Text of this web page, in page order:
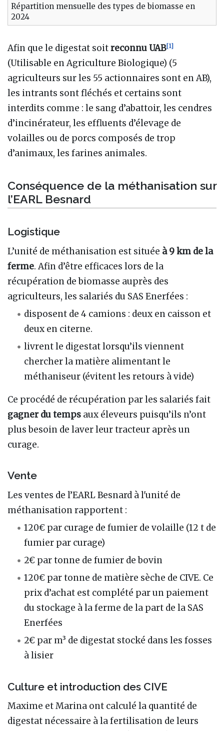
Répartition mensuelle des types de biomasse en
2024
Afin que le digestat soitreconnu UAB[1]
(Utilisable en Agriculture Biologique) (5
agriculteurs sur les 55 actionnaires sont en AB),
les intrants sont fléchés et certains sont
interdits comme : le sang d’abattoir, les cendres
d’incinérateur, les effluents d’élevage de
volailles ou de porcs composés de trop
d’animaux, les farines animales.
Conséquence de la méthanisation sur
l’EARL Besnard
Logistique
L’unité de méthanisation est située à 9 km de la
ferme. Afin d’être efficaces lors de la
récupération de biomasse auprès des
agriculteurs, les salariés du SAS Enerfées :
disposent de 4 camions : deux en caisson et
deux en citerne.
livrent le digestat lorsqu’ils viennent
chercher la matière alimentant le
méthaniseur (évitent les retours à vide)
Ce procédé de récupération par les salariés fait
gagner du temps aux éleveurs puisqu’ils n’ont
plus besoin de laver leur tracteur après un
curage.
Vente
Les ventes de l’EARL Besnard à l'unité de
méthanisation rapportent :
120€ par curage de fumier de volaille (12 t de
fumier par curage)
2€ par tonne de fumier de bovin
120€ par tonne de matière sèche de CIVE. Ce
prix d’achat est complété par un paiement
du stockage à la ferme de la part de la SAS
Enerfées
2€ par m³ de digestat stocké dans les fosses
à lisier
Culture et introduction des CIVE
Maxime et Marina ont calculé la quantité de
digestat nécessaire à la fertilisation de leurs